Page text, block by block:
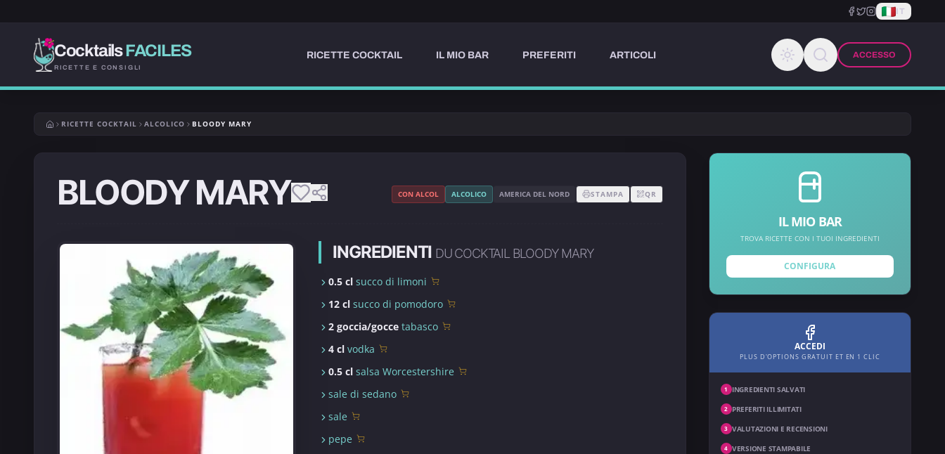
IT
CocktailsFACILES
RICETTE E CONSIGLI
RICETTE COCKTAIL IL MIO BAR PREFERITI ARTICOLI ACCESSO
RICETTE COCKTAIL ALCOLICO BLOODY MARY
BLOODY MARY CON ALCOL ALCOLICO AMERICA DEL NORD STAMPA QR
INGREDIENTI DU COCKTAIL BLOODY MARY
0.5 clsucco di limoni
12 clsucco di pomodoro
2 goccia/goccetabasco
4 clvodka
0.5 clsalsa Worcestershire
sale di sedano
sale
pepe
IL MIO BAR
TROVA RICETTE CON I TUOI INGREDIENTI
CONFIGURA
ACCEDI
PLUS D'OPTIONS GRATUIT ET EN 1 CLIC
1 INGREDIENTI SALVATI
2 PREFERITI ILLIMITATI
3 VALUTAZIONI E RECENSIONI
4 VERSIONE STAMPABILE